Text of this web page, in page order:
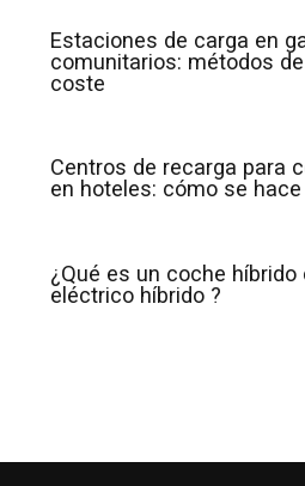
Estaciones de carga en
comunitarios: métodos
coste
Centros de recarga para
en hoteles: cómo se
¿Qué es un coche
eléctrico híbrido ?